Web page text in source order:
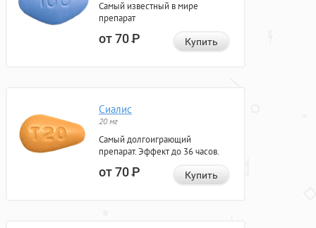
Самый известный в мире
препарат
от 70Р Купить
Сиалис
20 мг
Самый долгоиграющий
препарат. Эффект до 36 часов.
от 70Р Купить